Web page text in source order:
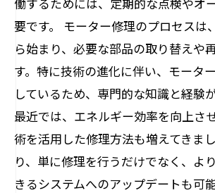
要です。 モーター修理のプロセスは
ら始まり、必要な部品の取り替えや
す。特に技術の進化に伴い、モータ
しているため、専門的な知識と経験
最近では、エネルギー効率を向上さ
術を活用した修理方法も増えてきま
り、単に修理を行うだけでなく、よ
きるシステムへのアップデートも可